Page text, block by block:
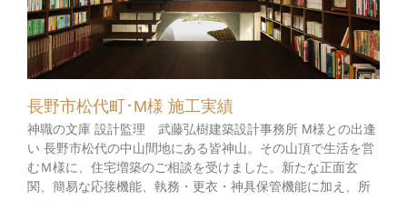
長野市松代町･M様 施工実績
神職の文庫 設計監理 武藤弘樹建築設計事務所 M様との出逢
い 長野市松代の中山間地にある皆神山。その山頂で生活を営
むＭ様に、住宅増築のご相談を受けました。新たな正面玄
関、簡易な応接機能、執務・更衣・神具保管機能に加え、所